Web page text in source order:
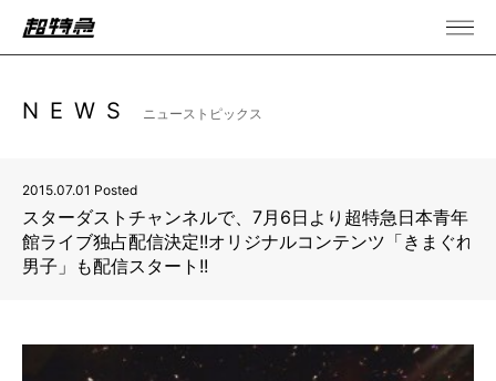
NEWS ニューストピックス
2015.07.01 Posted
スターダストチャンネルで、7月6日より超特急日本青年
館ライブ独占配信決定!!オリジナルコンテンツ「きまぐれ
男子」も配信スタート!!